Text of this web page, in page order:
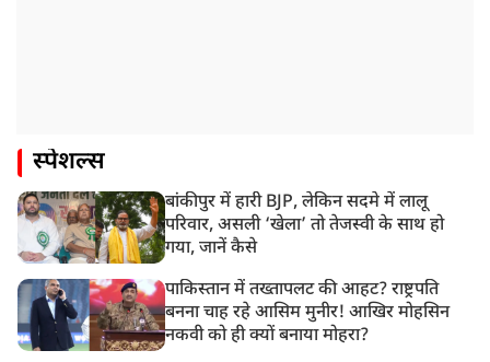
स्पेशल्स
बांकीपुर में हारी BJP, लेकिन सदमे में लालू
परिवार, असली ‘खेला’ तो तेजस्वी के साथ हो
गया, जानें कैसे
पाकिस्तान में तख्तापलट की आहट? राष्ट्रपति
बनना चाह रहे आसिम मुनीर! आखिर मोहसिन
नकवी को ही क्यों बनाया मोहरा?